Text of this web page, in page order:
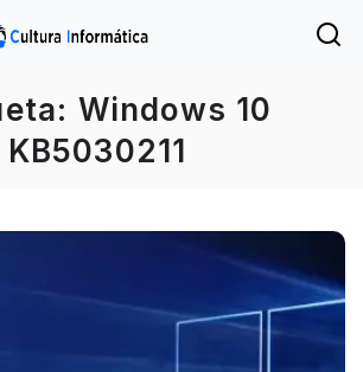
Windows 10
KB5030211